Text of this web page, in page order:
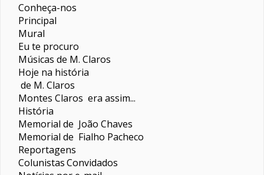
Conheça-nos
Principal
Mural
Eu te procuro
Músicas de M. Claros
Hoje na história
de M. Claros
Montes Claros era assim...
História
Memorial de João Chaves
Memorial de Fialho Pacheco
Reportagens
ColunistasConvidados